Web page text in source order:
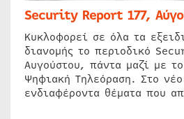
Security Report 177,
Κυκλοφορεί σε όλα τα
διανομής το περιοδικό
Αυγούστου, πάντα μαζί με
Ψηφιακή Τηλεόραση. Στο
ενδιαφέροντα θέματα που